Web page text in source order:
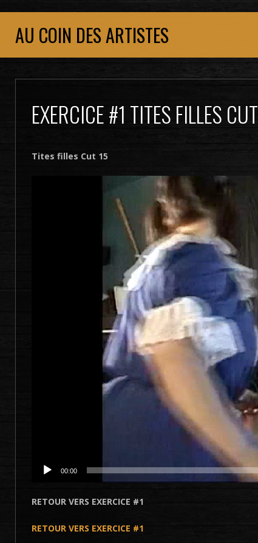
AU COIN DES ARTISTES
EXERCICE #1 TITES FILLES
Tites filles Cut 15
00:00
RETOUR VERS EXERCICE #1
RETOUR VERS EXERCICE #1